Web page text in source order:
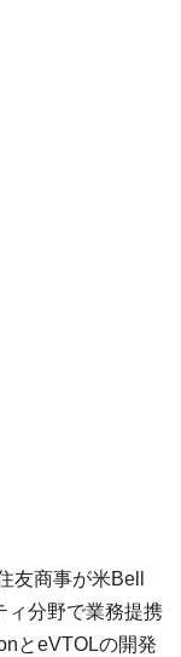
友商事が米Bell
ィ分野で業務提携
とeVTOLの開発